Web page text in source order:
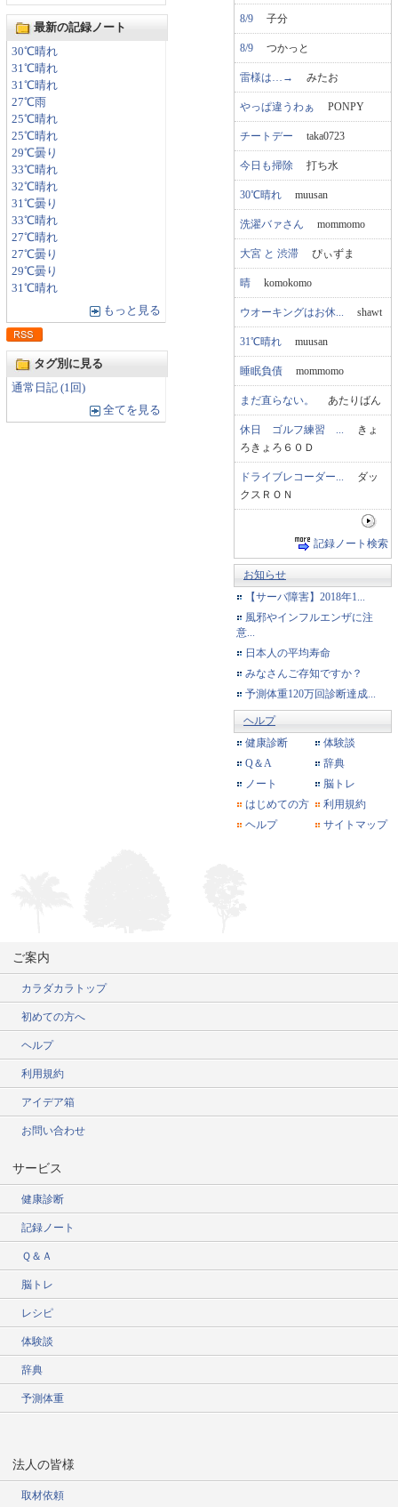
最新の記録ノート
30℃晴れ
31℃晴れ
31℃晴れ
27℃雨
25℃晴れ
25℃晴れ
29℃曇り
33℃晴れ
32℃晴れ
31℃曇り
33℃晴れ
27℃晴れ
27℃曇り
29℃曇り
31℃晴れ
もっと見る
タグ別に見る
通常日記 (1回)
全てを見る
8/9 子分
8/9 つかっと
雷様は…→ みたお
やっぱ違うわぁ PONPY
チートデー taka0723
今日も掃除 打ち水
30℃晴れ muusan
洗濯バァさん mommomo
大宮 と 渋滞 ぴぃずま
晴 komokomo
ウオーキングはお休... shawt
31℃晴れ muusan
睡眠負債 mommomo
まだ直らない。 あたりばん
休日 ゴルフ練習 ...
きょ
ろきょろ６０Ｄ
ドライブレコーダー...
ダッ
クスＲＯＮ
記録ノート検索
お知らせ
【サーバ障害】2018年1...
風邪やインフルエンザに注
意...
日本人の平均寿命
みなさんご存知ですか？
予測体重120万回診断達成...
ヘルプ
健康診断
体験談
Q＆A
辞典
ノート
脳トレ
はじめての方
利用規約
ヘルプ
サイトマップ
ご案内
カラダカラトップ
初めての方へ
ヘルプ
利用規約
アイデア箱
お問い合わせ
サービス
健康診断
記録ノート
Ｑ＆Ａ
脳トレ
レシピ
体験談
辞典
予測体重
法人の皆様
取材依頼